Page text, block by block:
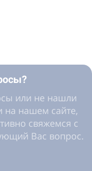
или не нашли
нашем сайте,
свяжемся с
Вас вопрос.